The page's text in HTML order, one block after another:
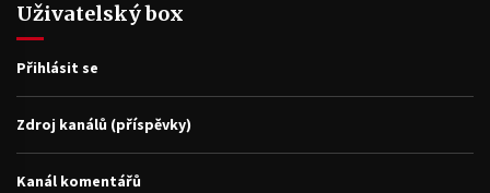
Uživatelský box
Přihlásit se
Zdroj kanálů (příspěvky)
Kanál komentářů